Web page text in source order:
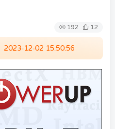
192 12
2023-12-02 15:50:56